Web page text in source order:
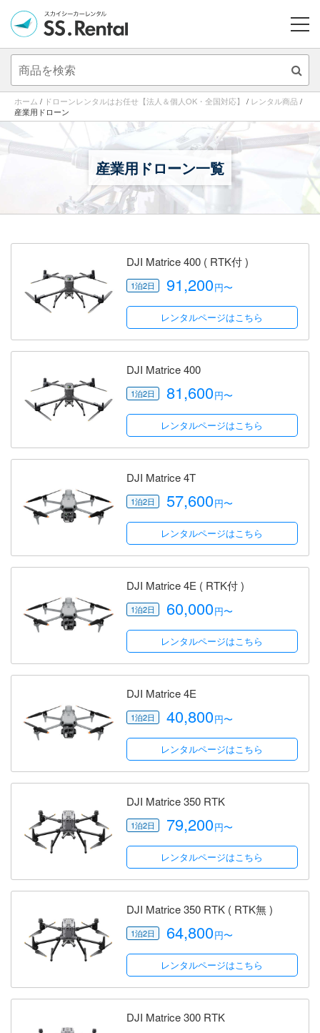
ホーム / ドローンレンタルはお任せ【法人＆個人OK・全国対応】 / レンタル商品 /
産業用ドローン
産業用ドローン一覧
DJI Matrice 400 ( RTK付 )
91,200円〜
レンタルページはこちら
DJI Matrice 400
81,600円〜
レンタルページはこちら
DJI Matrice 4T
57,600円〜
レンタルページはこちら
DJI Matrice 4E ( RTK付 )
60,000円〜
レンタルページはこちら
DJI Matrice 4E
40,800円〜
レンタルページはこちら
DJI Matrice 350 RTK
79,200円〜
レンタルページはこちら
DJI Matrice 350 RTK ( RTK無 )
64,800円〜
レンタルページはこちら
DJI Matrice 300 RTK